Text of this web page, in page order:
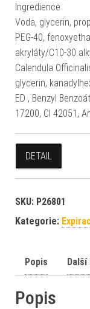
Ingredience
Voda, glycerin,
PEG-40,
akryláty/C10-30
Calendula
glycerin,
ED , Benzyl
17200, CI 42051,
DETAIL
SKU: P26801
Kategorie:
Popis
Popis